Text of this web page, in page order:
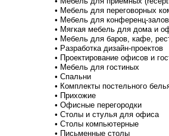
• Мебель для переговорных
• Мебель для конференц-залов
• Мягкая мебель для дома и
• Мебель для баров, кафе,
• Разработка дизайн-проектов
• Проектирование офисов и
• Мебель для гостиных
• Спальни
• Комплекты постельного
• Прихожие
• Офисные перегородки
• Столы и стулья для офиса
• Столы компьютерные
• Письменные столы